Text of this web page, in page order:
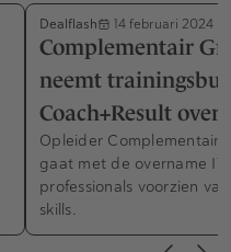
Dealflash 14 februari 2024
Complementair
neemt
Coach+Result over
Opleider Complementair
gaat met de overname IT-
professionals voorzien
skills.